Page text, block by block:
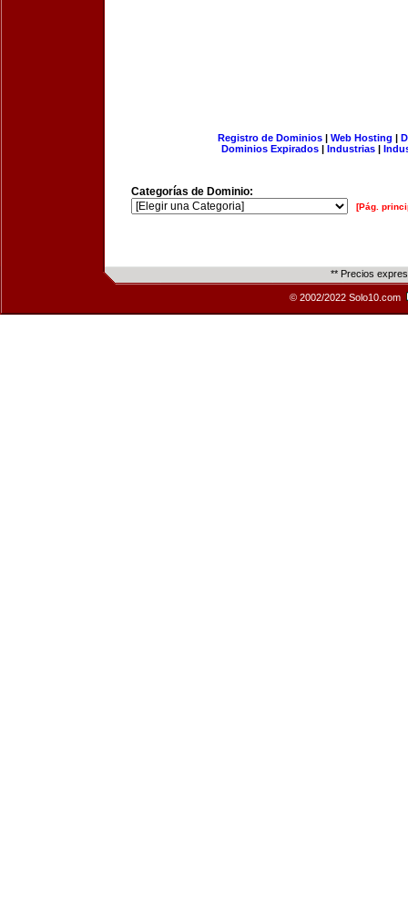
Registro de Dominios| Web Hosting |
Dominios Expirados | Industrias |
Categorías de Dominio:
[Pág.
** Precios
© 2002/2022 Solo10.com